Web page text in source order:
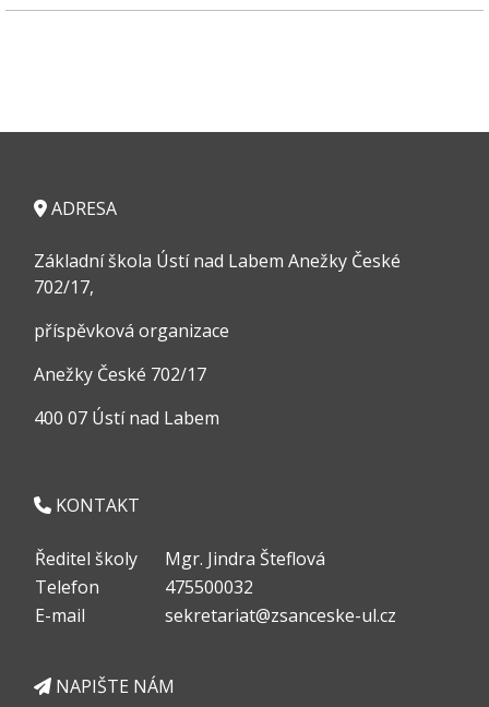
ADRESA
Základní škola Ústí nad Labem Anežky České
702/17,
příspěvková organizace
Anežky České 702/17
400 07 Ústí nad Labem
KONTAKT
Ředitel školy
Mgr. Jindra Šteflová
Telefon
475500032
E-mail
sekretariat@zsanceske-ul.cz
NAPIŠTE NÁM